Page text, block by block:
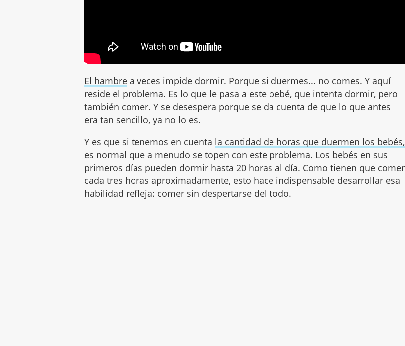
El hambre a veces impide dormir. Porque si duermes... no comes. Y aquí
reside el problema. Es lo que le pasa a este bebé, que intenta dormir, pero
también comer. Y se desespera porque se da cuenta de que lo que antes
era tan sencillo, ya no lo es.
Y es que si tenemos en cuenta la cantidad de horas que duermen los bebés,
es normal que a menudo se topen con este problema. Los bebés en sus
primeros días pueden dormir hasta 20 horas al día. Como tienen que comer
cada tres horas aproximadamente, esto hace indispensable desarrollar esa
habilidad refleja: comer sin despertarse del todo.